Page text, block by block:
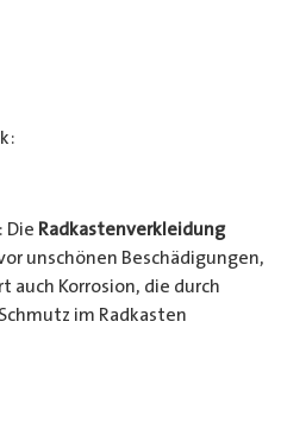
Die Radkastenverkleidung
unschönen Beschädigungen,
auch Korrosion, die durch
im Radkasten